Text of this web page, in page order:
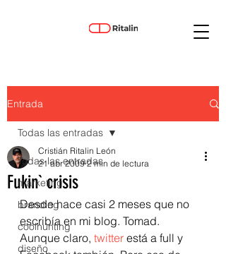
Entrada
Todas las entradas
marketing
branding
coolhunting
diseño
Todas las entradas
Fukin` crisis
Cristián Ritalin León
21 abr 2009 2 min de lectura
Desde hace casi 2 meses que no
escribía en mi blog. Tomad.
Aunque claro, twitter está a full y